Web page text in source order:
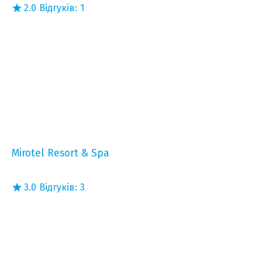
Mirotel Resort & Spa
2.0 Відгуків: 1
3.0 Відгуків: 3